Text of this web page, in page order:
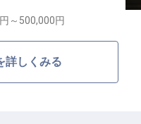
、PCスキルを活
？※この求人は
～ 500,000円
詳しくみる